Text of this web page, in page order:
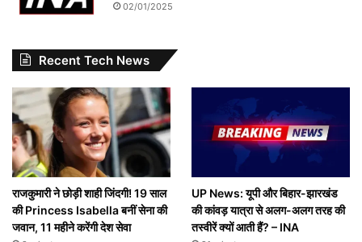
02/01/2025
Recent Tech News
राजकुमारी ने छोड़ी शाही जिंदगी! 19 साल
की Princess Isabella बनीं सेना की
जवान, 11 महीने करेंगी देश सेवा
UP News: यूपी और बिहार-झारखंड
की कांवड़ यात्रा से अलग-अलग तरह की
तस्वीरें क्यों आती हैं? – INA